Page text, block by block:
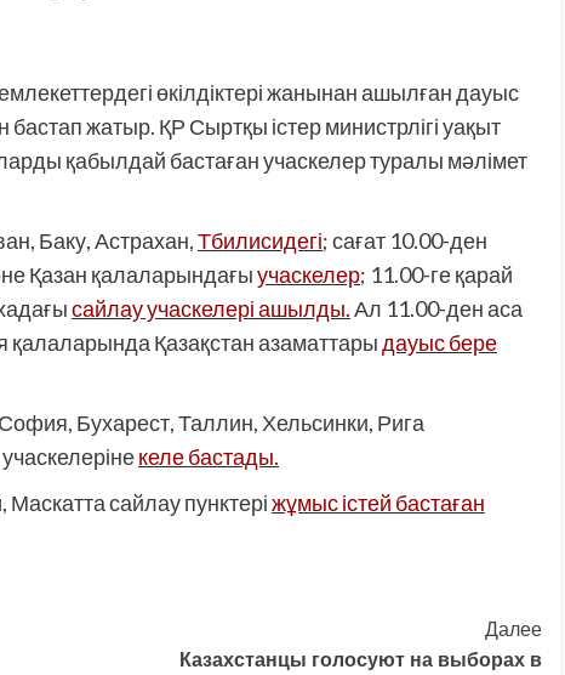
өкілдіктері жанынан ашылған дауыс
бастап жатыр. ҚР Сыртқы істер министрлігі уақыт
қабылдай бастаған учаскелер туралы мәлімет
Баку, Астрахан,Тбилисидегі; сағат 10.00-ден
Қазан қалаларындағыучаскелер; 11.00-ге қарай
сайлау учаскелері ашылды.Ал 11.00-ден аса
Қазақстан азаматтарыдауыс бере
Бухарест, Таллин, Хельсинки, Рига
келе бастады.
сайлау пунктеріжұмыс істей бастаған
Далее
Казахстанцы голосуют на выборах в